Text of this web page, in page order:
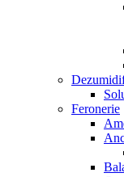
Feronerie